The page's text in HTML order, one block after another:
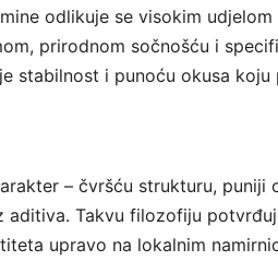
odlikuje se visokim udjelom
prirodnom sočnošću i
stabilnost i punoću okusa koju
– čvršću strukturu, puniji
Takvu filozofiju
upravo na lokalnim